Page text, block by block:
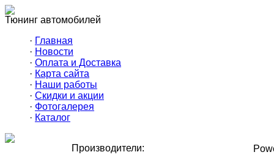
Тюнинг автомобилей
· Главная
· Новости
· Оплата и Доставка
· Карта сайта
· Наши работы
· Скидки и акции
· Фотогалерея
· Каталог
Производители: